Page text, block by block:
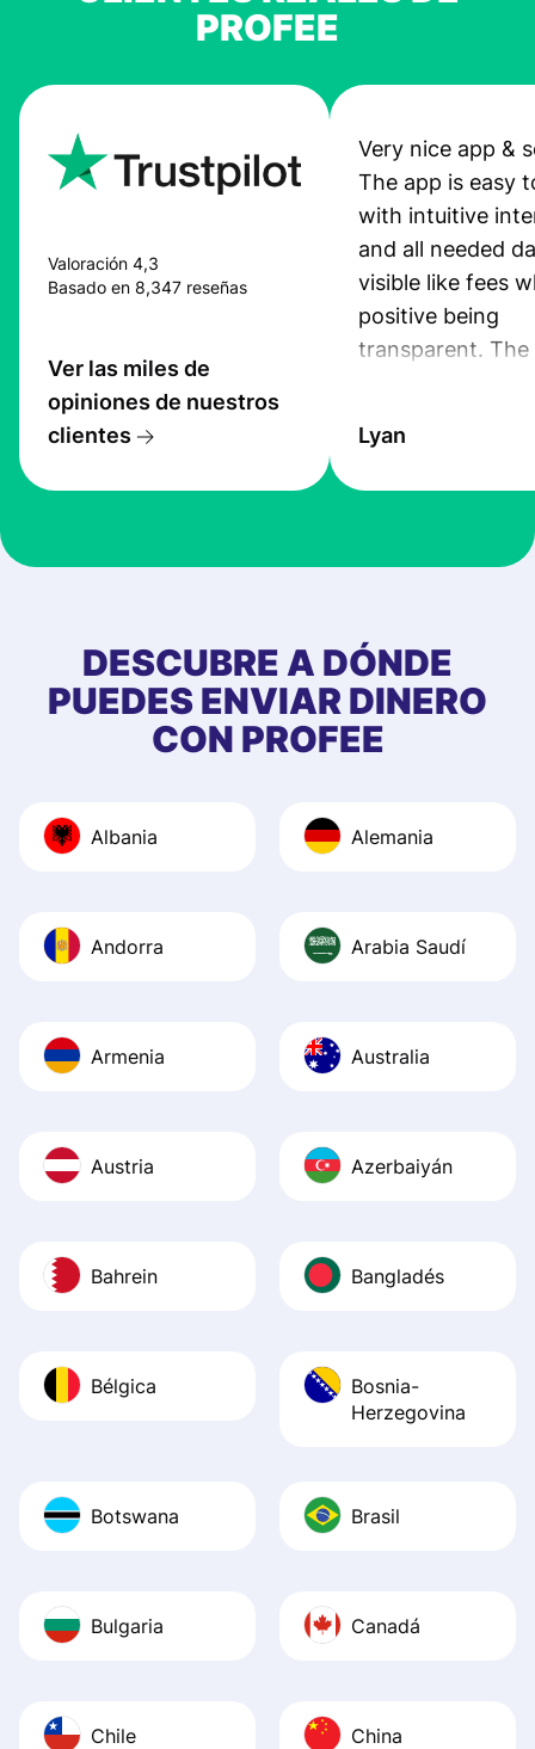
PROFEE
Valoración 4,3
Basado en 8,347 reseñas
Ver las miles de
opiniones de nuestros
clientes
Very nice app &
The app is easy
with intuitive
and all needed
visible like fees
positive being
transparent. The
the exchange
at Profee is very
first started
app, and they
quick to provide
and helpful
Recommend it!
Lyan
DESCUBRE A DÓNDE
PUEDES ENVIAR DINERO
CON PROFEE
Albania Alemania
Andorra Arabia Saudí
Armenia Australia
Austria Azerbaiyán
Bahrein Bangladés
Bélgica
Bosnia-
Herzegovina
Botswana Brasil
Bulgaria Canadá
Chile China